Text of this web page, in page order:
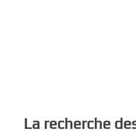
La recherche